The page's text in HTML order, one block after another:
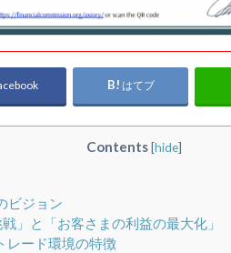
はてブ
Contents [hide]
ビジョン
」と「お客さまの利益の最大化」
レード環境の特徴